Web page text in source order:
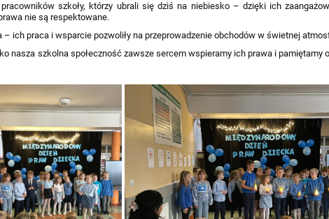
szkoły, którzy ubrali się dziś na niebiesko – dzięki ich
nie są respektowane.
ich praca i wsparcie pozwoliły na przeprowadzenie obchodów w świetnej
nasza szkolna społeczność zawsze sercem wspieramy ich prawa i pamiętamy